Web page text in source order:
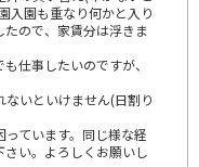
入園も重なり何かと入り
ので、家賃分は浮きま
仕事したいのですが、
いといけません(日割り
ています。同じ様な経
い。よろしくお願いし